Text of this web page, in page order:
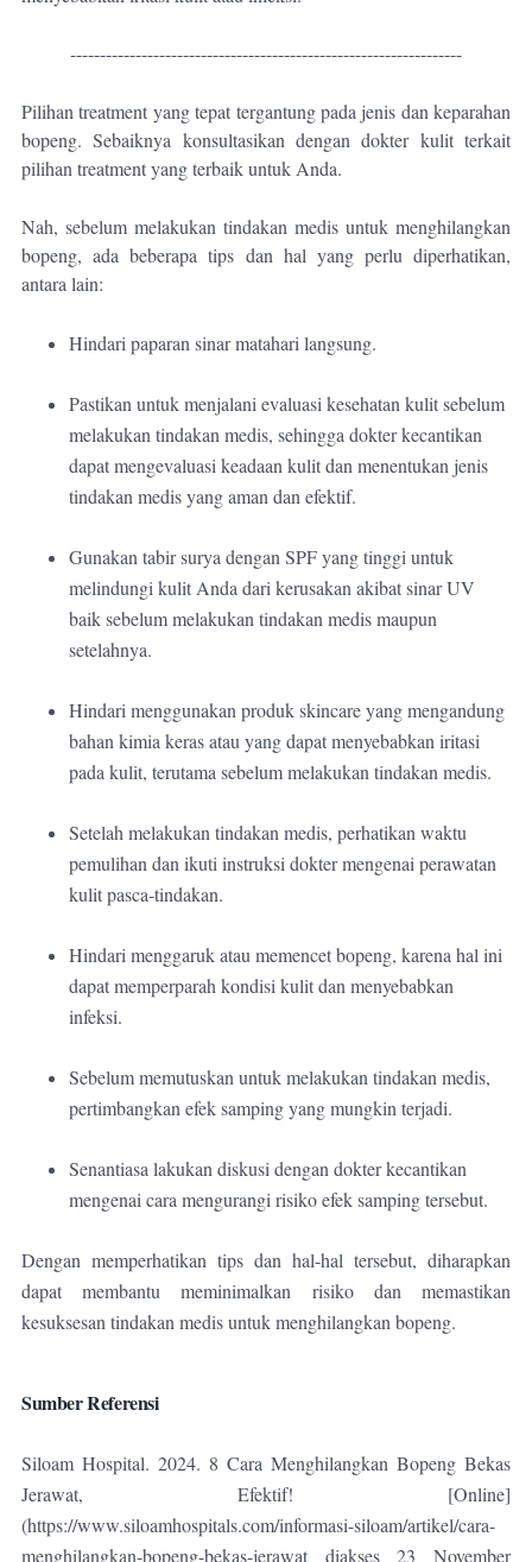
------------------------------------------------------------------
Pilihan treatment yang tepat tergantung pada jenis dan keparahan
bopeng. Sebaiknya konsultasikan dengan dokter kulit terkait
pilihan treatment yang terbaik untuk Anda.
Nah, sebelum melakukan tindakan medis untuk menghilangkan
bopeng, ada beberapa tips dan hal yang perlu diperhatikan,
antara lain:
Hindari paparan sinar matahari langsung.
Pastikan untuk menjalani evaluasi kesehatan kulit sebelum
melakukan tindakan medis, sehingga dokter kecantikan
dapat mengevaluasi keadaan kulit dan menentukan jenis
tindakan medis yang aman dan efektif.
Gunakan tabir surya dengan SPF yang tinggi untuk
melindungi kulit Anda dari kerusakan akibat sinar UV
baik sebelum melakukan tindakan medis maupun
setelahnya.
Hindari menggunakan produk skincare yang mengandung
bahan kimia keras atau yang dapat menyebabkan iritasi
pada kulit, terutama sebelum melakukan tindakan medis.
Setelah melakukan tindakan medis, perhatikan waktu
pemulihan dan ikuti instruksi dokter mengenai perawatan
kulit pasca-tindakan.
Hindari menggaruk atau memencet bopeng, karena hal ini
dapat memperparah kondisi kulit dan menyebabkan
infeksi.
Sebelum memutuskan untuk melakukan tindakan medis,
pertimbangkan efek samping yang mungkin terjadi.
Senantiasa lakukan diskusi dengan dokter kecantikan
mengenai cara mengurangi risiko efek samping tersebut.
Dengan memperhatikan tips dan hal-hal tersebut, diharapkan
dapat membantu meminimalkan risiko dan memastikan
kesuksesan tindakan medis untuk menghilangkan bopeng.
Sumber Referensi
Siloam Hospital. 2024. 8 Cara Menghilangkan Bopeng Bekas
Jerawat, Efektif! [Online]
(https://www.siloamhospitals.com/informasi-siloam/artikel/cara-
menghilangkan-bopeng-bekas-jerawat diakses 23 November